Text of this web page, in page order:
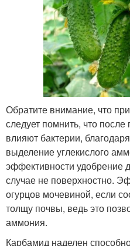
Обратите внимание, что
следует помнить, что
влияют бактерии,
выделение углекислого
эффективности удобрение
случае не поверхностно.
огурцов мочевиной, если
толщу почвы, ведь это
аммония.
Карбамид наделен